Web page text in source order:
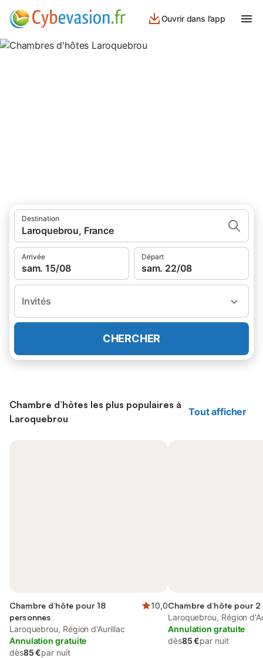
Ouvrir dans l’app
Destination
Laroquebrou, France
Arrivée
sam. 15/08
Départ
sam. 22/08
Invités
CHERCHER
Chambre d’hôtes les plus populaires à
Laroquebrou
Tout afficher
Chambre d’hôte pour 18
personnes
10,0
Laroquebrou, Région d'Aurillac
Annulation gratuite
dès85 €par nuit
Chambre d’hôte pour
Laroquebrou, Région
Annulation gratuite
dès85 €par nuit